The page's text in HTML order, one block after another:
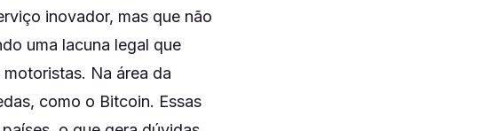
inovador, mas que não
uma lacuna legal que
Na área da
como o Bitcoin. Essas